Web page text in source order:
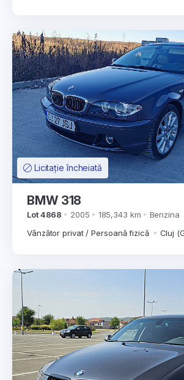
Licitație încheiată
BMW 318
Lot 4868 2005 185,343 km
Benzina
Vânzător privat / Persoană fizică
Cluj